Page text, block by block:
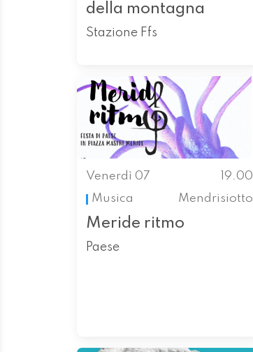
della montagna
Stazione Ffs
Venerdì 07
19.00
Musica
Mendrisiotto
Meride ritmo
Paese